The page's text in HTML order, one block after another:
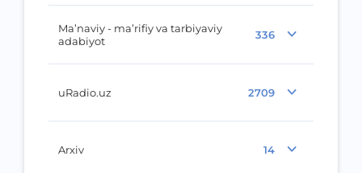
Ma’naviy - ma’rifiy va tarbiyaviy
adabiyot
336
uRadio.uz 2709
Arxiv 14